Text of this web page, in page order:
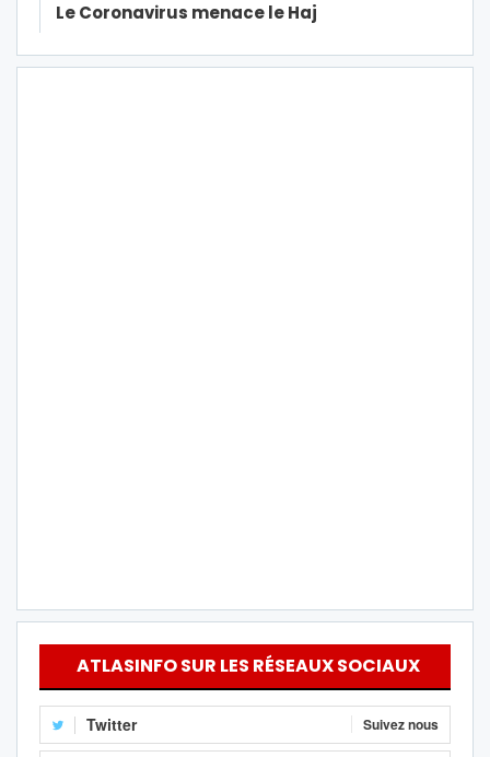
Le Coronavirus menace le Haj
ATLASINFO SUR LES RÉSEAUX SOCIAUX
Twitter Suivez nous